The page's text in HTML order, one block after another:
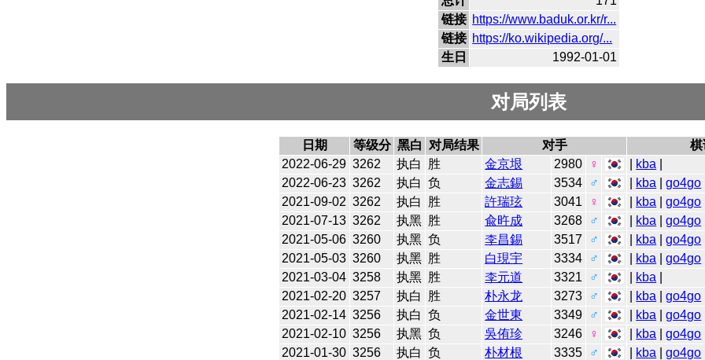
链接 https://www.baduk.or.kr/r...
链接 https://ko.wikipedia.org/...
生日
1992-01-01
对局列表
日期 等级分 黑白 对局结果 对手
棋
2022-06-29 3262 执白 胜 金京垠 2980 ♀ kba
2022-06-23 3262 执白 负 金志錫 3534 ♂ kba |go4go
2021-09-02 3262 执白 胜 許瑞玹 3041 ♀ kba |go4go
2021-07-13 3262 执黑 胜 兪旿成 3268 ♂ kba |go4go
2021-05-06 3260 执黑 负 李昌錫 3517 ♂ kba |go4go
2021-05-03 3260 执黑 胜 白現宇 3334 ♂ kba |go4go
2021-03-04 3258 执黑 胜 李元道 3321 ♂ kba
2021-02-20 3257 执白 胜 朴永龙 3273 ♂ kba |go4go
2021-02-14 3256 执白 负 金世東 3349 ♂ kba |go4go
2021-02-10 3256 执黑 负 吳侑珍 3246 ♀ kba |go4go
2021-01-30 3256 执白 负 朴材根 3335 ♂ kba |go4go